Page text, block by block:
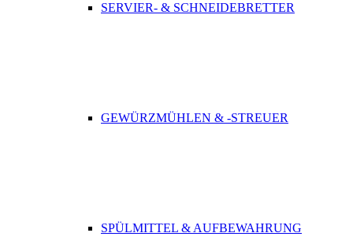
SERVIER- & SCHNEIDEBRETTER
GEWÜRZMÜHLEN & -STREUER
SPÜLMITTEL & AUFBEWAHRUNG